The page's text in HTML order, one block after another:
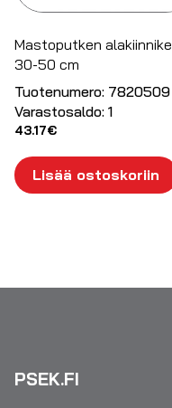
Mastoputken alakiinnike,
30-50 cm
Tuotenumero: 7820509
Varastosaldo: 1
43.17€
Lisää ostoskoriin
PSEK.FI